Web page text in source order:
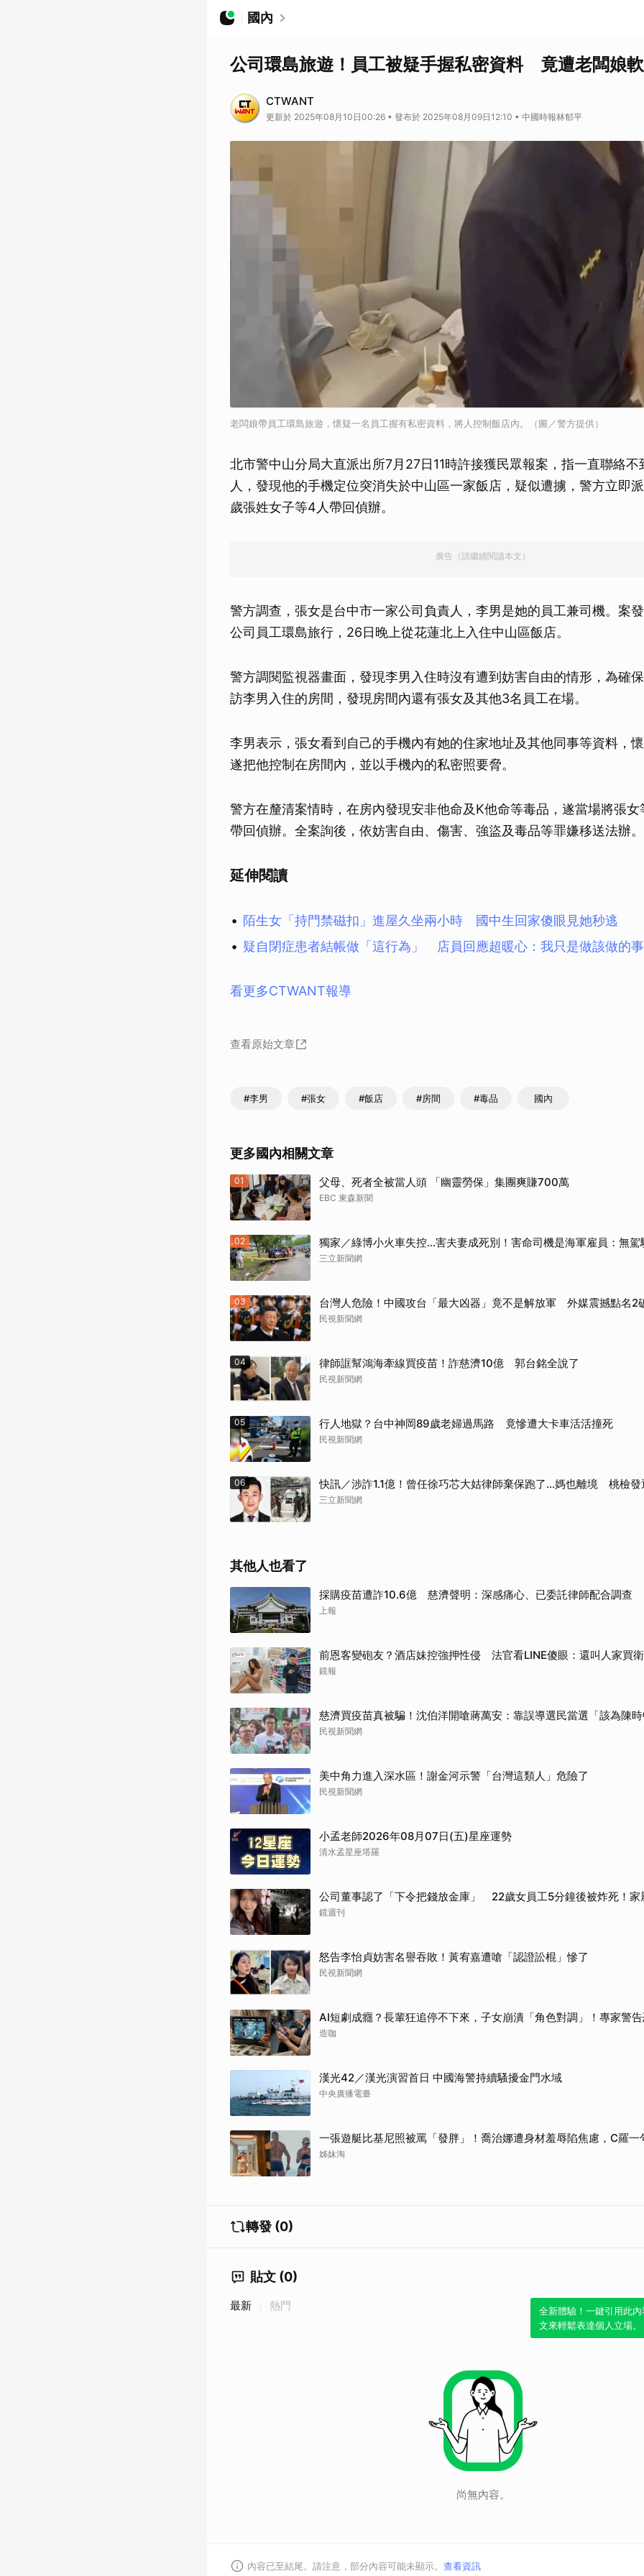
國內
公司環島旅遊！員工被疑手握私密資料 竟遭老闆娘
CTWANT
更新於 2025年08月10日00:26 • 發布於 2025年08月09日12:10 • 中國時報林郁平
老闆娘帶員工環島旅遊，懷疑一名員工握有私密資料，將人控制飯店內。（圖／警方提供）
北市警中山分局大直派出所7月27日11時許接獲民眾報案，指一直聯絡
人，發現他的手機定位突消失於中山區一家飯店，疑似遭擄，警方立即
歲張姓女子等4人帶回偵辦。
廣告（請繼續閱讀本文）
警方調查，張女是台中市一家公司負責人，李男是她的員工兼司機。案
公司員工環島旅行，26日晚上從花蓮北上入住中山區飯店。
警方調閱監視器畫面，發現李男入住時沒有遭到妨害自由的情形，為確
訪李男入住的房間，發現房間內還有張女及其他3名員工在場。
李男表示，張女看到自己的手機內有她的住家地址及其他同事等資料，
遂把他控制在房間內，並以手機內的私密照要脅。
警方在釐清案情時，在房內發現安非他命及K他命等毒品，遂當場將張
帶回偵辦。全案詢後，依妨害自由、傷害、強盜及毒品等罪嫌移送法辦。
延伸閱讀
陌生女「持門禁磁扣」進屋久坐兩小時 國中生回家傻眼見她秒逃
疑自閉症患者結帳做「這行為」 店員回應超暖心：我只是做該做的事
看更多CTWANT報導
查看原始文章
#李男 #張女 #飯店 #房間 #毒品 國內
更多國內相關文章
01 父母、死者全被當人頭 「幽靈勞保」集團爽賺700萬
EBC 東森新聞
02 獨家／綠博小火車失控…害夫妻成死別！害命司機是海軍雇員：無駕
三立新聞網
03 台灣人危險！中國攻台「最大凶器」竟不是解放軍 外媒震撼點名2
民視新聞網
04 律師誆幫鴻海牽線買疫苗！詐慈濟10億 郭台銘全說了
民視新聞網
05 行人地獄？台中神岡89歲老婦過馬路 竟慘遭大卡車活活撞死
民視新聞網
06 快訊／涉詐1.1億！曾任徐巧芯大姑律師棄保跑了…媽也離境 桃檢發
三立新聞網
其他人也看了
採購疫苗遭詐10.6億 慈濟聲明：深感痛心、已委託律師配合調查
上報
前恩客變砲友？酒店妹控強押性侵 法官看LINE傻眼：還叫人家買
鏡報
慈濟買疫苗真被騙！沈伯洋開嗆蔣萬安：靠誤導選民當選「該為陳
民視新聞網
美中角力進入深水區！謝金河示警「台灣這類人」危險了
民視新聞網
小孟老師2026年08月07日(五)星座運勢
清水孟星座塔羅
公司董事認了「下令把錢放金庫」 22歲女員工5分鐘後被炸死！家
鏡週刊
怒告李怡貞妨害名譽吞敗！黃宥嘉遭嗆「認證訟棍」慘了
民視新聞網
AI短劇成癮？長輩狂追停不下來，子女崩潰「角色對調」！專家警
造咖
漢光42／漢光演習首日 中國海警持續騷擾金門水域
中央廣播電臺
一張遊艇比基尼照被罵「發胖」！喬治娜遭身材羞辱陷焦慮，C羅一
姊妹淘
轉發 (0)
貼文 (0)
全新體驗！一鍵引用此
文來輕鬆表達個人立場。
最新 熱門
尚無內容。
內容已至結尾。請注意，部分內容可能未顯示。 查看資訊